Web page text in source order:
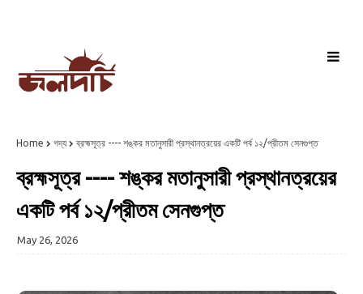
Home গদ্য ব্রহ্মসূত্র ---- শঙ্কর মতানুসারী প্রস্থানত্রয়ের একটি পর্ব ১২/প্রীতম সেনগুপ্ত
ব্রহ্মসূত্র ---- শঙ্কর মতানুসারী প্রস্থানত্রয়ের
একটি পর্ব ১২/প্রীতম সেনগুপ্ত
May 26, 2026